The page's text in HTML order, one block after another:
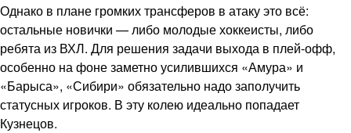
Однако в плане громких трансферов в атаку это всё:
остальные новички — либо молодые хоккеисты, либо
ребята из ВХЛ. Для решения задачи выхода в плей-офф,
особенно на фоне заметно усилившихся «Амура» и
«Барыса», «Сибири» обязательно надо заполучить
статусных игроков. В эту колею идеально попадает
Кузнецов.